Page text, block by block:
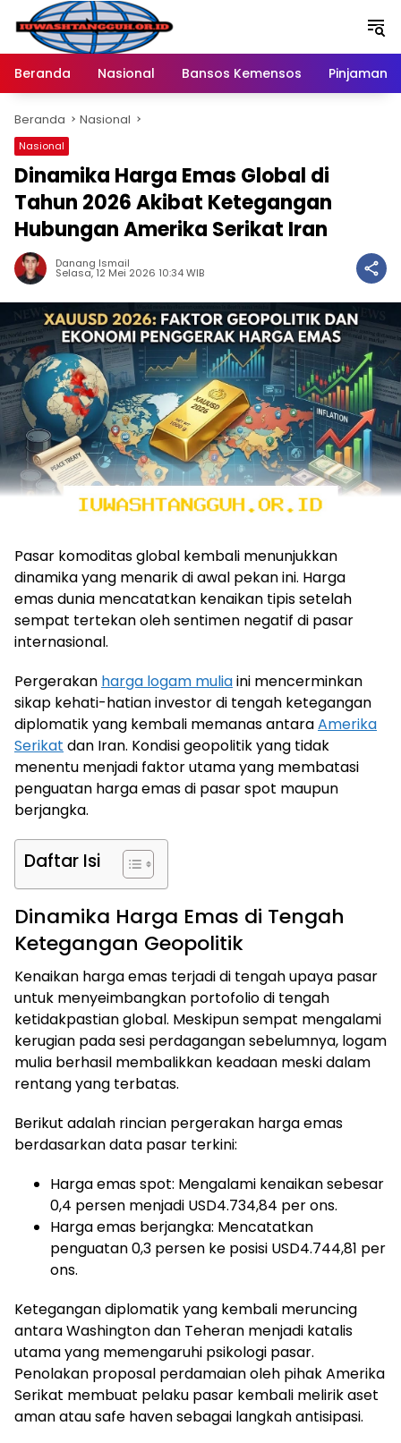
Langsung
konten
Beranda
Nasional Bansos Kemensos Pinjaman
Beranda Nasional
Nasional
Dinamika Harga Emas Global di
Tahun 2026 Akibat Ketegangan
Hubungan Amerika Serikat Iran
Danang Ismail
Selasa, 12 Mei 2026 10:34 WIB
Pasar komoditas global kembali menunjukkan
dinamika yang menarik di awal pekan ini. Harga
emas dunia mencatatkan kenaikan tipis setelah
sempat tertekan oleh sentimen negatif di pasar
internasional.
Pergerakan harga logam muliaini mencerminkan
sikap kehati-hatian investor di tengah ketegangan
diplomatik yang kembali memanas antaraAmerika
Serikat dan Iran. Kondisi geopolitik yang tidak
menentu menjadi faktor utama yang membatasi
penguatan harga emas di pasar spot maupun
berjangka.
Daftar Isi
Dinamika Harga Emas di Tengah
Ketegangan Geopolitik
Kenaikan harga emas terjadi di tengah upaya pasar
untuk menyeimbangkan portofolio di tengah
ketidakpastian global. Meskipun sempat mengalami
kerugian pada sesi perdagangan sebelumnya, logam
mulia berhasil membalikkan keadaan meski dalam
rentang yang terbatas.
Berikut adalah rincian pergerakan harga emas
berdasarkan data pasar terkini:
Harga emas spot: Mengalami kenaikan sebesar
0,4 persen menjadi USD4.734,84 per ons.
Harga emas berjangka: Mencatatkan
penguatan 0,3 persen ke posisi USD4.744,81 per
ons.
Ketegangan diplomatik yang kembali meruncing
antara Washington dan Teheran menjadi katalis
utama yang memengaruhi psikologi pasar.
Penolakan proposal perdamaian oleh pihak Amerika
Serikat membuat pelaku pasar kembali melirik aset
aman atau safe haven sebagai langkah antisipasi.